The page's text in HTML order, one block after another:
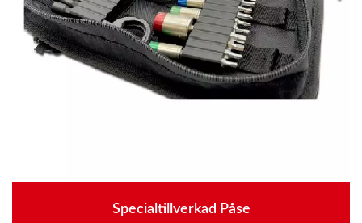
Specialtillverkad Påse